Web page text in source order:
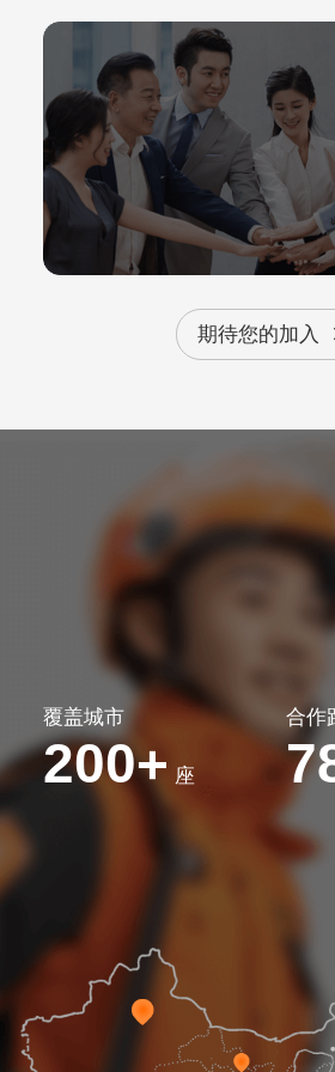
期待您的加入
覆盖城市
200+ 座
合作